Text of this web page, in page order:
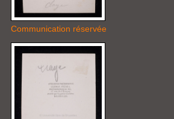
Communication réservée